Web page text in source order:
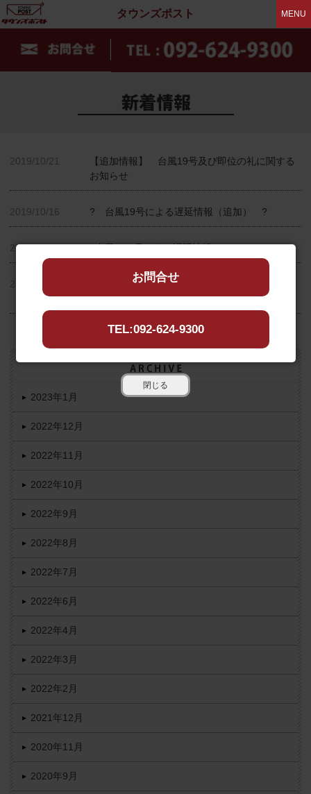
MENU
タウンズポスト
2019/10/21
【追加情報】 台風19号及び即位の礼に関する
お知らせ
2019/10/16 ? 台風19号による遅延情報（追加） ?
2019/10/15 ?台風１９号による遅延情報?
2019/10/11
ヤマト運輸 「天皇陛下即位の礼」と「台風19
号」による遅延情報
2023年1月
2022年12月
2022年11月
2022年10月
2022年9月
2022年8月
2022年7月
2022年6月
2022年4月
2022年3月
2022年2月
2021年12月
2020年11月
2020年9月
お問合せ
TEL:092-624-9300
閉じる